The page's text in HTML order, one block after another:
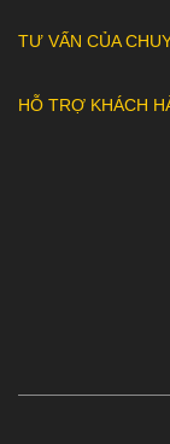
TƯ VẤN CỦA
HỖ TRỢ KHÁCH